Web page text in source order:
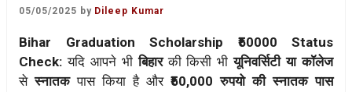
05/05/2025 by Dileep Kumar
Bihar Graduation Scholarship ₹50000 Status
Check:यदि आपने भीबिहारकी किसी भीयूनिवर्सिटी या कॉलेज
सेस्नातकपास किया है और₹50,000 रुपयो की स्नातक पास